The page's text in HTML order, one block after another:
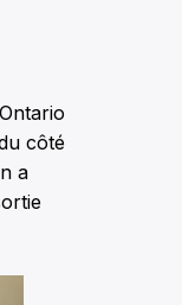
côté
a